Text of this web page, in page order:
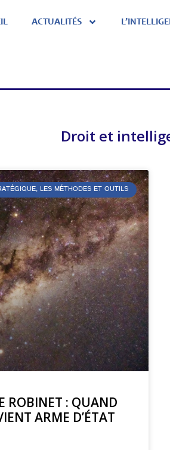
ACTUALITÉS
Droit et
LES MÉTHODES ET OUTILS
ROBINET : QUAND
ARME D’ÉTAT